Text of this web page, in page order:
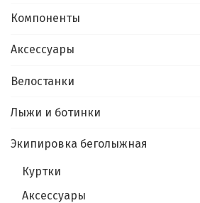
Компоненты
Аксессуары
Велостанки
Лыжи и ботинки
Экипировка беголыжная
Куртки
Аксессуары